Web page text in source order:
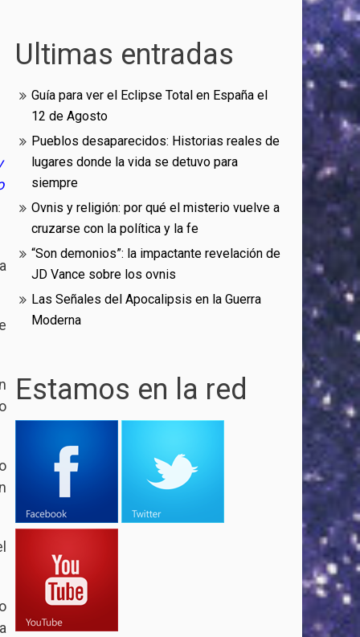
Ultimas entradas
Guía para ver el Eclipse Total en España el
12 de Agosto
Pueblos desaparecidos: Historias reales de
lugares donde la vida se detuvo para
siempre
Ovnis y religión: por qué el misterio vuelve a
cruzarse con la política y la fe
“Son demonios”: la impactante revelación de
JD Vance sobre los ovnis
Las Señales del Apocalipsis en la Guerra
Moderna
Estamos en la red